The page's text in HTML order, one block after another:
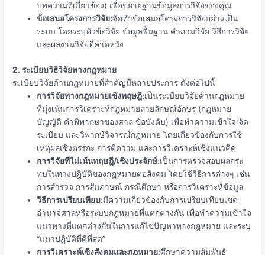
บทความที่เกี่ยวข้อง) เพื่อขยายฐานข้อมูลการวิจัยของคุณ
ข้อเสนอโครงการวิจัย:จัดทำข้อเสนอโครงการวิจัยอย่างเป็น
ระบบ โดยระบุหัวข้อวิจัย ข้อมูลพื้นฐาน คำถามวิจัย วิธีการวิจัย
และผลงานวิจัยที่คาดหวัง
2. ระเบียบวิธีวิจัยทางกฎหมาย
ระเบียบวิจัยด้านกฎหมายที่สำคัญมีหลายประการ ดังต่อไปนี้
การวิจัยทางกฎหมายเชิงทฤษฎี:เป็นระเบียบวิจัยด้านกฎหมาย
ที่มุ่งเน้นการวิเคราะห์กฎหมายลายลักษณ์อักษร (กฎหมาย
บัญญัติ คำพิพากษาของศาล ข้อบังคับ) เพื่อทำความเข้าใจ จัด
ระเบียบ และวิพากษ์วิจารณ์กฎหมาย โดยเกี่ยวข้องกับการใช้
เหตุผลเชิงตรรกะ การตีความ และการวิเคราะห์เชิงแนวคิด
การวิจัยที่ไม่เน้นทฤษฎี/เชิงประจักษ์:เป็นการตรวจสอบผลกระ
ทบในทางปฏิบัติของกฎหมายต่อสังคม โดยใช้วิธีการต่างๆ เช่น
การสำรวจ การสัมภาษณ์ กรณีศึกษา หรือการวิเคราะห์ข้อมูล
วิธีการเปรียบเทียบ:มีความเกี่ยวข้องกับการเปรียบเทียบเขต
อำนาจศาลหรือระบบกฎหมายที่แตกต่างกัน เพื่อทำความเข้าใจ
แนวทางที่แตกต่างกันในการแก้ไขปัญหาทางกฎหมาย และระบุ
“แนวปฏิบัติที่ดีที่สุด”
การวิเคราะห์เชิงสังคมและกฎหมาย:ศึกษาความสัมพันธ์